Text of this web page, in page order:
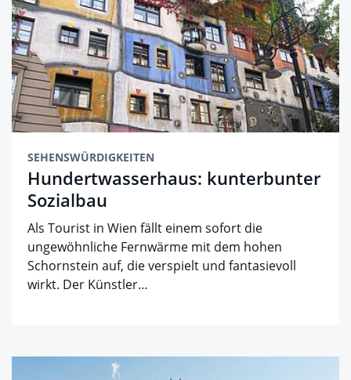
SEHENSWÜRDIGKEITEN
Hundertwasserhaus: kunterbunter
Sozialbau
Als Tourist in Wien fällt einem sofort die
ungewöhnliche Fernwärme mit dem hohen
Schornstein auf, die verspielt und fantasievoll
wirkt. Der Künstler…